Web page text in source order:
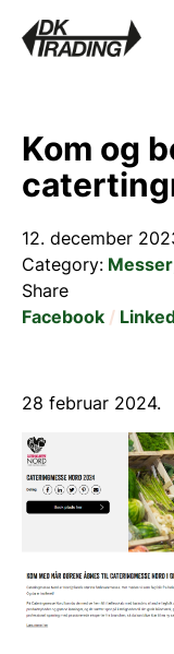
Kom og
12. december
Category: Messer
Share
Facebook
28 februar 2024.